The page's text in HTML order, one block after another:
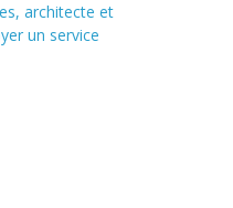
architecte et
un service